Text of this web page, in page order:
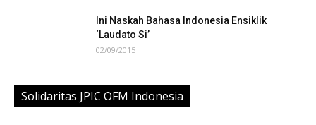
Ini Naskah Bahasa Indonesia Ensiklik
‘Laudato Si’
02/09/2015
Solidaritas JPIC OFM Indonesia